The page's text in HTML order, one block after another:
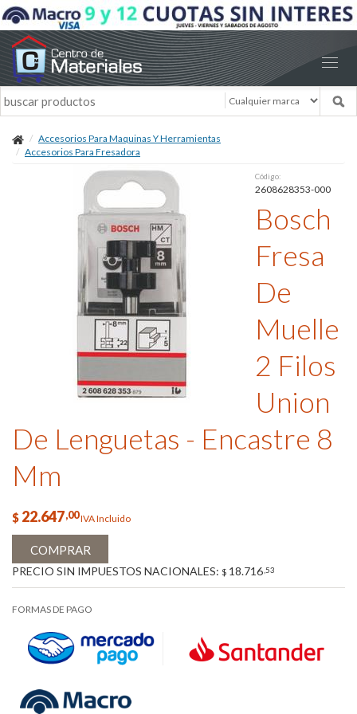
Accesorios Para Maquinas Y Herramientas
Accesorios Para Fresadora
Código:
2608628353-000
Bosch
Fresa
De
Muelle
2 Filos
Union
De Lenguetas - Encastre 8
Mm
$ 22.647,00IVA Incluido
COMPRAR
PRECIO SIN IMPUESTOS NACIONALES: $ 18.716 ,53
FORMAS DE PAGO